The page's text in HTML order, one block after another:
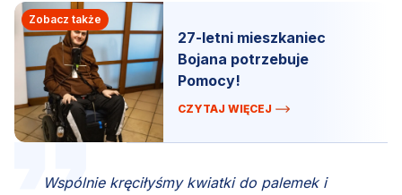
Zobacz także
27-letni mieszkaniec
Bojana potrzebuje
Pomocy!
CZYTAJ WIĘCEJ
Wspólnie kręciłyśmy kwiatki do palemek i